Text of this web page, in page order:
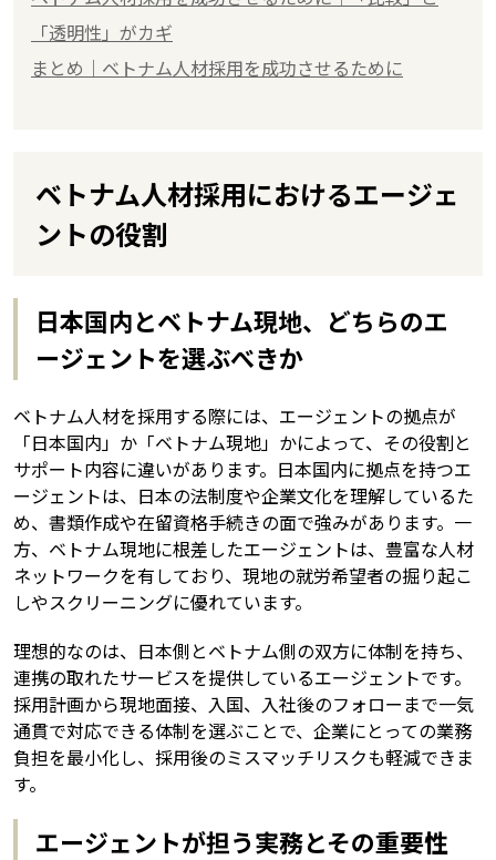
「透明性」がカギ
まとめ｜ベトナム人材採用を成功させるために
ベトナム人材採用におけるエージェ
ントの役割
日本国内とベトナム現地、どちらのエ
ージェントを選ぶべきか
ベトナム人材を採用する際には、エージェントの拠点が
「日本国内」か「ベトナム現地」かによって、その役割と
サポート内容に違いがあります。日本国内に拠点を持つエ
ージェントは、日本の法制度や企業文化を理解しているた
め、書類作成や在留資格手続きの面で強みがあります。一
方、ベトナム現地に根差したエージェントは、豊富な人材
ネットワークを有しており、現地の就労希望者の掘り起こ
しやスクリーニングに優れています。
理想的なのは、日本側とベトナム側の双方に体制を持ち、
連携の取れたサービスを提供しているエージェントです。
採用計画から現地面接、入国、入社後のフォローまで一気
通貫で対応できる体制を選ぶことで、企業にとっての業務
負担を最小化し、採用後のミスマッチリスクも軽減できま
す。
エージェントが担う実務とその重要性